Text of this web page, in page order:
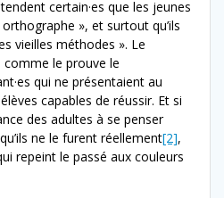
certain·es que les jeunes
», et surtout qu’ils
vieilles méthodes ». Le
le prouve le
qui ne présentaient au
capables de réussir. Et si
des adultes à se penser
ne le furent réellement[2],
repeint le passé aux couleurs